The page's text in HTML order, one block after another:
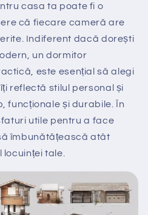
casa ta poate fi o
că fiecare cameră are
Indiferent dacă dorești
un dormitor
este esențial să alegi
reflectă stilul personal și
funcționale și durabile. În
utile pentru a face
îmbunătățească atât
tale.